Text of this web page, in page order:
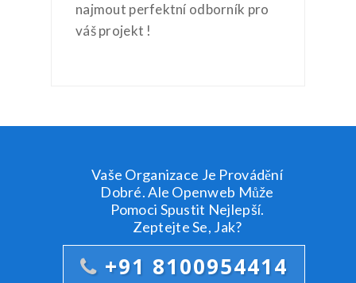
najmout perfektní odborník pro
váš projekt !
Vaše Organizace Je Provádění
Dobré. Ale Openweb Může
Pomoci Spustit Nejlepší.
Zeptejte Se, Jak?
+91 8100954414